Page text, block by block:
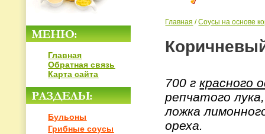
Главная
Обратная связь
Карта сайта
Бульоны
Грибные соусы
Главная /Соусы на основе
700 гкрасного
репчатого
ложка
ореха.